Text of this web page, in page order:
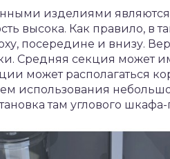
изделиями
высока. Как правило, в
посередине и внизу.
Средняя секция может
может располагаться
использования
там углового шкафа-